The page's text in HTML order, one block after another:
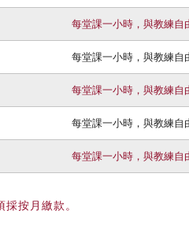
每堂課一小時，與教練自
每堂課一小時，與教練自
每堂課一小時，與教練自
每堂課一小時，與教練自
每堂課一小時，與教練自
按月繳款。